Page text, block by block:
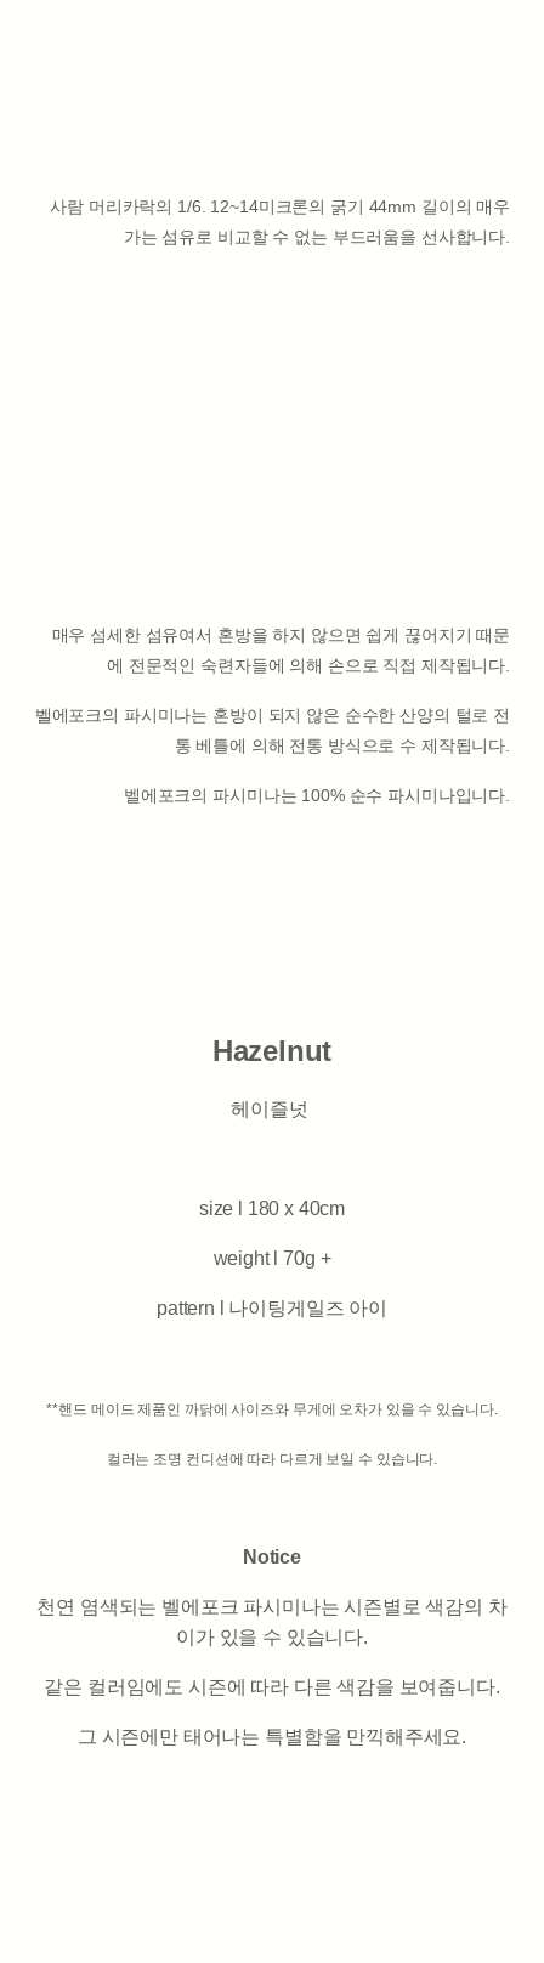
사람 머리카락의 1/6. 12~14미크론의 굵기 44mm 길이의 매우
가는 섬유로 비교할 수 없는 부드러움을 선사합니다.
매우 섬세한 섬유여서 혼방을 하지 않으면 쉽게 끊어지기 때문
에 전문적인 숙련자들에 의해 손으로 직접 제작됩니다.
벨에포크의 파시미나는 혼방이 되지 않은 순수한 산양의 털로 전
통 베틀에 의해 전통 방식으로 수 제작됩니다.
벨에포크의 파시미나는 100% 순수 파시미나입니다.
Hazelnut
헤이즐넛
size l 180 x 40cm
weight l 70g +
pattern l 나이팅게일즈 아이
**핸드 메이드 제품인 까닭에 사이즈와 무게에 오차가 있을 수 있습니다.
컬러는 조명 컨디션에 따라 다르게 보일 수 있습니다.
Notice
천연 염색되는 벨에포크 파시미나는 시즌별로 색감의 차
이가 있을 수 있습니다.
같은 컬러임에도 시즌에 따라 다른 색감을 보여줍니다.
그 시즌에만 태어나는 특별함을 만끽해주세요.